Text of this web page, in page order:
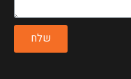
שלח